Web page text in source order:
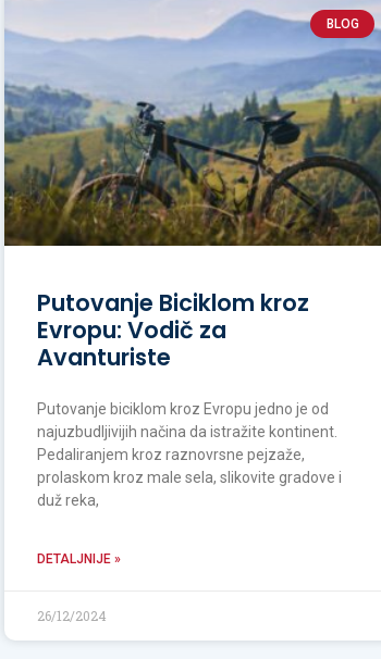
BLOG
Putovanje Biciklom kroz
Evropu: Vodič za
Avanturiste
Putovanje biciklom kroz Evropu jedno je od
najuzbudljivijih načina da istražite kontinent.
Pedaliranjem kroz raznovrsne pejzaže,
prolaskom kroz male sela, slikovite gradove i
duž reka,
DETALJNIJE »
26/12/2024